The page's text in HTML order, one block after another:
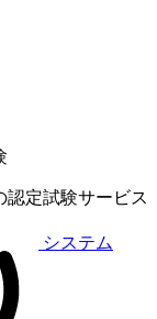
システム
認定試験サービス